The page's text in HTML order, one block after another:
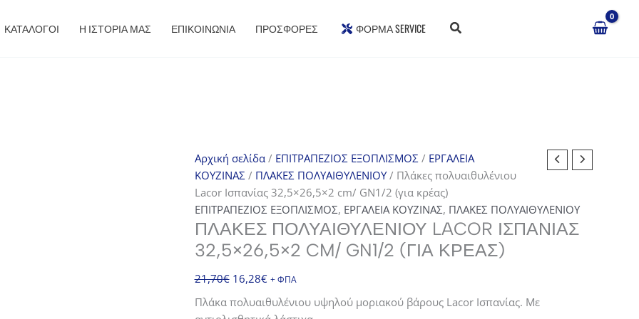
ΚΑΤΑΛΟΓΟΙ Η ΙΣΤΟΡΙΑ ΜΑΣ ΕΠΙΚΟΙΝΩΝΙΑ ΠΡΟΣΦΟΡΈΣ ΦΌΡΜΑ SERVICE
Αρχική σελίδα/ ΕΠΙΤΡΑΠΕΖΙΟΣ ΕΞΟΠΛΙΣΜΟΣ/ ΕΡΓΑΛΕΙΑ
ΚΟΥΖΙΝΑΣ/ ΠΛΑΚΕΣ ΠΟΛΥΑΙΘΥΛΕΝΙΟΥ/ Πλάκες πολυαιθυλένιου
Lacor Ισπανίας 32,5×26,5×2 cm/ GN1/2 (για κρέας)
ΕΠΙΤΡΑΠΕΖΙΟΣ ΕΞΟΠΛΙΣΜΟΣ, ΕΡΓΑΛΕΙΑ ΚΟΥΖΙΝΑΣ, ΠΛΑΚΕΣ ΠΟΛΥΑΙΘΥΛΕΝΙΟΥ
ΠΛΆΚΕΣ ΠΟΛΥΑΙΘΥΛΈΝΙΟΥ LACOR ΙΣΠΑΝΊΑΣ
32,5×26,5×2 CM/ GN1/2 (ΓΙΑ ΚΡΈΑΣ)
21,70€ Original
price
was:
16,28€Η
τρέχουσα
τιμή
+ ΦΠΑ
Πλάκα πολυαιθυλένιου υψηλού μοριακού βάρους Lacor Ισπανίας. Με